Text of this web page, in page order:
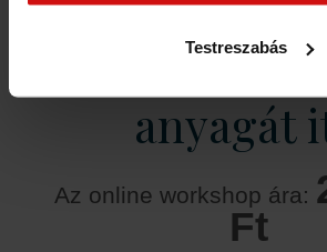
Testreszabás
Kérd a
anyagát
Az online workshop ára:
Ft